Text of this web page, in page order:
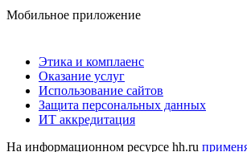
Мобильное приложение
Этика и комплаенс
Оказание услуг
Использование сайтов
Защита персональных данных
ИТ аккредитация
На информационном ресурсе hh.ru